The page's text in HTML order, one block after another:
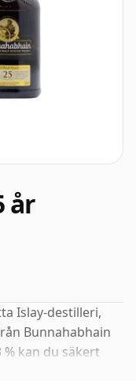
år
Islay-destilleri,
Bunnahabhain
% kan du säkert
vatten till